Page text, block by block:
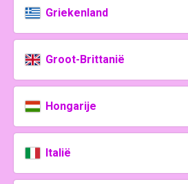
Griekenland
Groot-Brittanië
Hongarije
Italië